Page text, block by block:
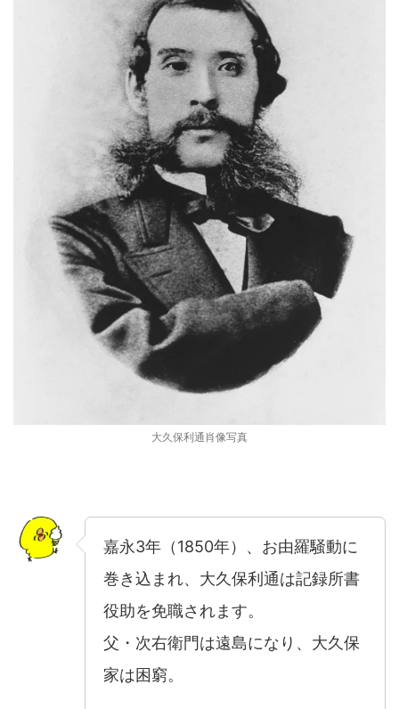
大久保利通肖像写真
嘉永3年（1850年）、お由羅騒動に
巻き込まれ、大久保利通は記録所書
役助を免職されます。
父・次右衛門は遠島になり、大久保
家は困窮。